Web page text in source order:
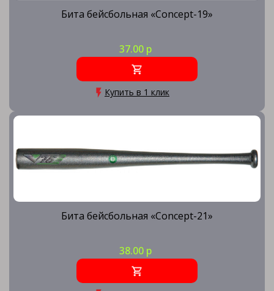
Бита бейсбольная «Concept-19»
37.00 р
Купить в 1 клик
Бита бейсбольная «Concept-21»
38.00 р